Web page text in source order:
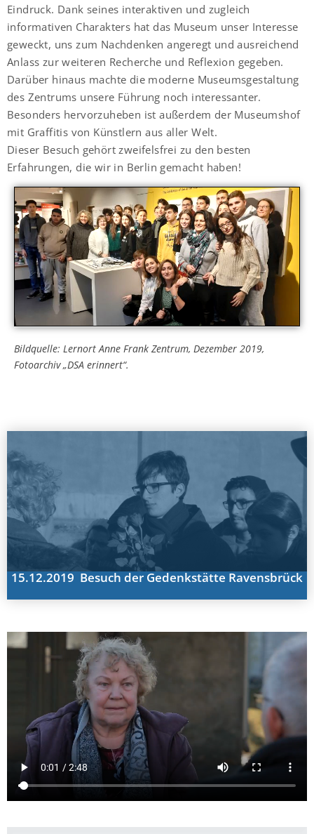
Eindruck. Dank seines interaktiven und zugleich
informativen Charakters hat das Museum unser Interesse
geweckt, uns zum Nachdenken angeregt und ausreichend
Anlass zur weiteren Recherche und Reflexion gegeben.
Darüber hinaus machte die moderne Museumsgestaltung
des Zentrums unsere Führung noch interessanter.
Besonders hervorzuheben ist außerdem der Museumshof
mit Graffitis von Künstlern aus aller Welt.
Dieser Besuch gehört zweifelsfrei zu den besten
Erfahrungen, die wir in Berlin gemacht haben!
Bildquelle: Lernort Anne Frank Zentrum, Dezember 2019,
Fotoarchiv „DSA erinnert“.
15.12.2019 Besuch der Gedenkstätte Ravensbrück